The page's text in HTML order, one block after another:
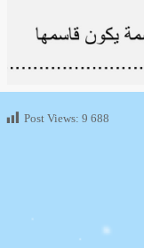
Post Views: 9 688